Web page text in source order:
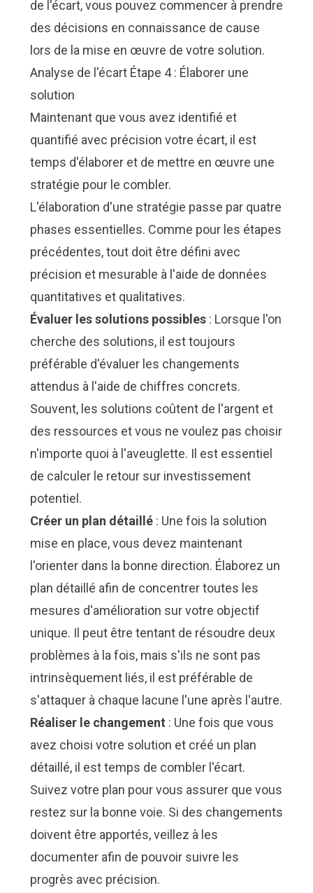
de l'écart, vous pouvez commencer à prendre
des décisions en connaissance de cause
lors de la mise en œuvre de votre solution.
Analyse de l'écart Étape 4 : Élaborer une
solution
Maintenant que vous avez identifié et
quantifié avec précision votre écart, il est
temps d'élaborer et de mettre en œuvre une
stratégie pour le combler.
L'élaboration d'une stratégie passe par quatre
phases essentielles. Comme pour les étapes
précédentes, tout doit être défini avec
précision et mesurable à l'aide de données
quantitatives et qualitatives.
Évaluer les solutions possibles: Lorsque l'on
cherche des solutions, il est toujours
préférable d'évaluer les changements
attendus à l'aide de chiffres concrets.
Souvent, les solutions coûtent de l'argent et
des ressources et vous ne voulez pas choisir
n'importe quoi à l'aveuglette. Il est essentiel
de calculer le retour sur investissement
potentiel.
Créer un plan détaillé: Une fois la solution
mise en place, vous devez maintenant
l'orienter dans la bonne direction. Élaborez un
plan détaillé afin de concentrer toutes les
mesures d'amélioration sur votre objectif
unique. Il peut être tentant de résoudre deux
problèmes à la fois, mais s'ils ne sont pas
intrinsèquement liés, il est préférable de
s'attaquer à chaque lacune l'une après l'autre.
Réaliser le changement : Une fois que vous
avez choisi votre solution et créé un plan
détaillé, il est temps de combler l'écart.
Suivez votre plan pour vous assurer que vous
restez sur la bonne voie. Si des changements
doivent être apportés, veillez à les
documenter afin de pouvoir suivre les
progrès avec précision.